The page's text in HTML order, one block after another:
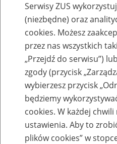
Szkolenia
Zaproś ZUS do
eZUS w siedzibie
Serwisy ZUS
(niezbędne) oraz
cookies. Możesz
przez nas wszystkich
„Przejdź do serwisu”)
zgody (przycisk
wybierzesz przycisk
będziemy
cookies. W każdej
ustawienia. Aby to
plików cookies” w